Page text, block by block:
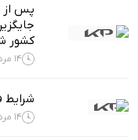
پس از
کشور
14 مرداد 1405
شرایط
14 مرداد 1405